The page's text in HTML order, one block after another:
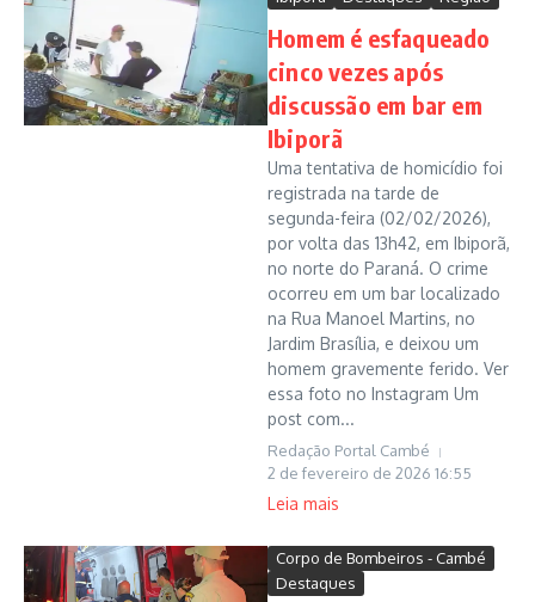
Homem é esfaqueado
cinco vezes após
discussão em bar em
Ibiporã
Uma tentativa de homicídio foi
registrada na tarde de
segunda-feira (02/02/2026),
por volta das 13h42, em Ibiporã,
no norte do Paraná. O crime
ocorreu em um bar localizado
na Rua Manoel Martins, no
Jardim Brasília, e deixou um
homem gravemente ferido. Ver
essa foto no Instagram Um
post com...
Redação Portal Cambé
2 de fevereiro de 2026 16:55
Leia mais
Corpo de Bombeiros - Cambé
Destaques